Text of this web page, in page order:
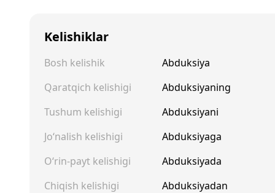
Kelishiklar
Bosh kelishik
Abduksiya
Qaratqich kelishigi
Abduksiyaning
Tushum kelishigi
Abduksiyani
Jo‘nalish kelishigi
Abduksiyaga
O‘rin-payt kelishigi
Abduksiyada
Chiqish kelishigi
Abduksiyadan